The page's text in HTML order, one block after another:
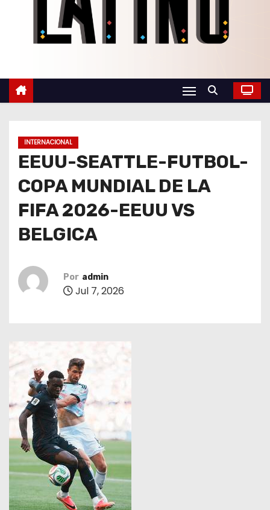
INTERNACIONAL
EEUU-SEATTLE-FUTBOL-
COPA MUNDIAL DE LA
FIFA 2026-EEUU VS
BELGICA
Por admin
Jul 7, 2026